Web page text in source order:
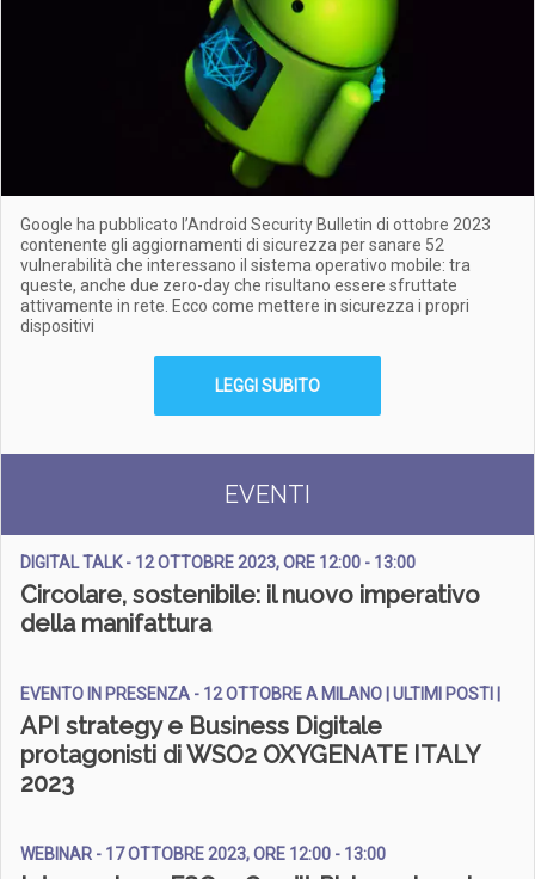
Google ha pubblicato l’Android Security Bulletin di ottobre 2023
contenente gli aggiornamenti di sicurezza per sanare 52
vulnerabilità che interessano il sistema operativo mobile: tra
queste, anche due zero-day che risultano essere sfruttate
attivamente in rete. Ecco come mettere in sicurezza i propri
dispositivi
LEGGI SUBITO
EVENTI
DIGITAL TALK - 12 OTTOBRE 2023, ORE 12:00 - 13:00
Circolare, sostenibile: il nuovo imperativo
della manifattura
EVENTO IN PRESENZA - 12 OTTOBRE A MILANO | ULTIMI POSTI |
API strategy e Business Digitale
protagonisti di WSO2 OXYGENATE ITALY
2023
WEBINAR - 17 OTTOBRE 2023, ORE 12:00 - 13:00